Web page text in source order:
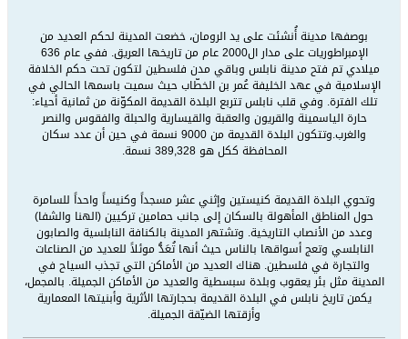
بوصفها مدينة أُنشئت على يد الرومان، خضعت المدينة لحكم العديد من
الإمبراطوريات على مدار ال2000 عام من تاريخها العريق. ففي عام 636
ميلادي تم فتح مدينة نابلس وباقي مدن فلسطين لتكون تحت حكم الخلافة
الإسلامية في عهد الخليفة عُمر بن الخطّاب حيث سميت باسمها الحالي في
تلك الفترة. وفي قلب نابلس تتربع البلدة القديمة المكوّنة من ثمانية أحياء:
حارة الياسمينة والقريون والعقبة والقيسارية والحبلة والفقوس والنصر
والغرب.وتتكون البلدة القديمة من 9000 نسمة في حين أن عدد سكان
المحافظة ككل هو 389,328 نسمة.
وتحوي البلدة القديمة كنيستين وإثني عشر مسجداً وكنيساً واحداً للسامرة
حول المناطق المأهولة بالسكان إلى جانب حمامين تركيين (الهنا والشفا)
وعدد من الأنصاب التاريخية. وتشتهر المدينة بالكنافة النابلسية والصابون
النابلسي وتعج أسواقها بالناس حيث أنها تُعَدُّ موئلاً للعديد من الصناعات
والتجارة في فلسطين. هناك العديد من الأماكن التي تجذب السياح في
المدينة مثل بئر يعقوب وبلدة سبسطية والعديد من الأماكن الجميلة. بالمجمل،
يكمن تاريخ نابلس في البلدة القديمة بحجارتها الأثرية وأبنيتها المعمارية
وأزقتها الضيّقة الجميلة.